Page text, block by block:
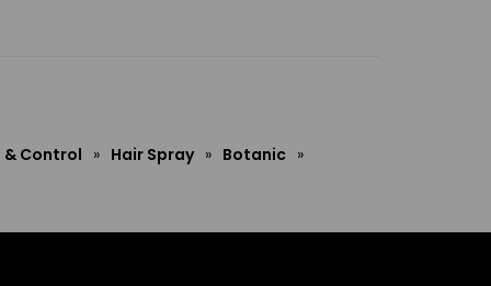
& Control » Hair Spray » Botanic »